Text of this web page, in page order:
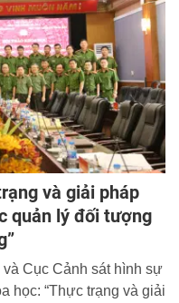
và giải pháp
quản lý đối tượng
Cục Cảnh sát hình sự
học: “Thực trạng và giải